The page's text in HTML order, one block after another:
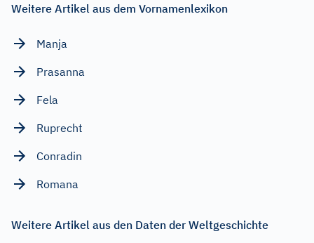
Weitere Artikel aus dem Vornamenlexikon
Manja
Prasanna
Fela
Ruprecht
Conradin
Romana
Weitere Artikel aus den Daten der Weltgeschichte